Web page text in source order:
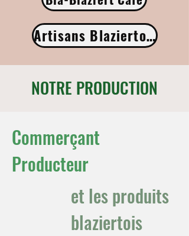
Artisans Blaziertois
NOTRE PRODUCTION
Commerçant
Producteur
et les produits
blaziertois